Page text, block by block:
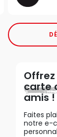
carte
amis !
Faites
notre e-